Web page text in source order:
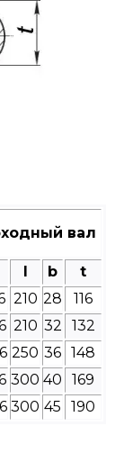
вал
l b
t
210 28
116
210 32
132
250 36 148
300 40
169
300 45 190